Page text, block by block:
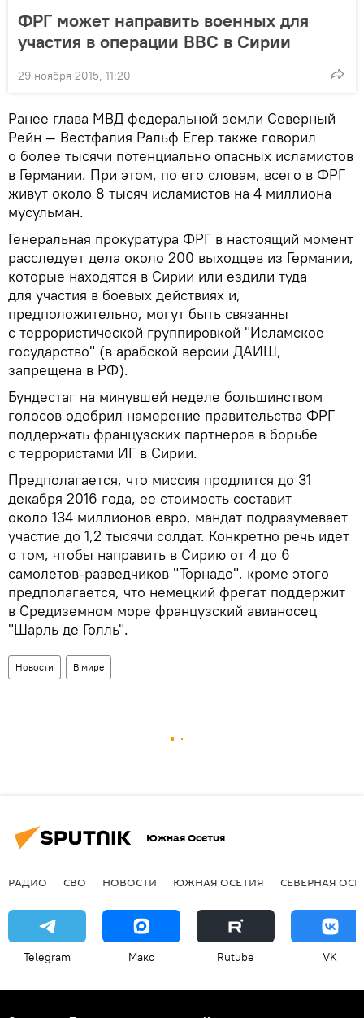
ФРГ может направить военных для
участия в операции ВВС в Сирии
29 ноября 2015, 11:20
Ранее глава МВД федеральной земли Северный
Рейн — Вестфалия Ральф Егер также говорил
о более тысячи потенциально опасных исламистов
в Германии. При этом, по его словам, всего в ФРГ
живут около 8 тысяч исламистов на 4 миллиона
мусульман.
Генеральная прокуратура ФРГ в настоящий момент
расследует дела около 200 выходцев из Германии,
которые находятся в Сирии или ездили туда
для участия в боевых действиях и,
предположительно, могут быть связанны
с террористической группировкой "Исламское
государство" (в арабской версии ДАИШ,
запрещена в РФ).
Бундестаг на минувшей неделе большинством
голосов одобрил намерение правительства ФРГ
поддержать французских партнеров в борьбе
с террористами ИГ в Сирии.
Предполагается, что миссия продлится до 31
декабря 2016 года, ее стоимость составит
около 134 миллионов евро, мандат подразумевает
участие до 1,2 тысячи солдат. Конкретно речь идет
о том, чтобы направить в Сирию от 4 до 6
самолетов-разведчиков "Торнадо", кроме этого
предполагается, что немецкий фрегат поддержит
в Средиземном море французский авианосец
"Шарль де Голль".
Новости В мире
Южная Осетия
РАДИО СВО НОВОСТИ ЮЖНАЯ ОСЕТИЯ СЕВЕРНАЯ
Telegram Макс Rutube VK